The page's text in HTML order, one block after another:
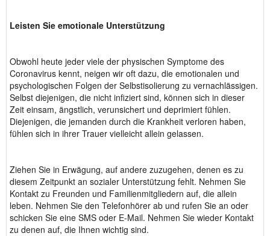
Leisten Sie emotionale Unterstützung
Obwohl heute jeder viele der physischen Symptome des
Coronavirus kennt, neigen wir oft dazu, die emotionalen und
psychologischen Folgen der Selbstisolierung zu vernachlässigen.
Selbst diejenigen, die nicht infiziert sind, können sich in dieser
Zeit einsam, ängstlich, verunsichert und deprimiert fühlen.
Diejenigen, die jemanden durch die Krankheit verloren haben,
fühlen sich in ihrer Trauer vielleicht allein gelassen.
Ziehen Sie in Erwägung, auf andere zuzugehen, denen es zu
diesem Zeitpunkt an sozialer Unterstützung fehlt. Nehmen Sie
Kontakt zu Freunden und Familienmitgliedern auf, die allein
leben. Nehmen Sie den Telefonhörer ab und rufen Sie an oder
schicken Sie eine SMS oder E-Mail. Nehmen Sie wieder Kontakt
zu denen auf, die Ihnen wichtig sind.